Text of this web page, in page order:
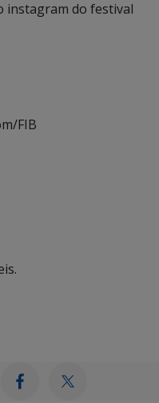
instagram do festival
FIB